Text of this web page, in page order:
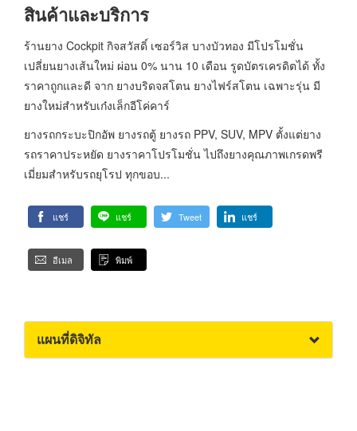
สินค้าและบริการ
ร้านยาง Cockpit กิจสวัสดิ์ เซอร์วิส บางบัวทอง มีโปรโมชั่น
เปลี่ยนยางเส้นใหม่ ผ่อน 0% นาน 10 เดือน รูดบัตรเครดิตได้ ทั้ง
ราคาถูกและดี จาก ยางบริดจสโตน ยางไฟร์สโตน เฉพาะรุ่น มี
ยางใหม่สำหรับเก๋งเล็กอีโค่คาร์
ยางรถกระบะปิกอัพ ยางรถตู้ ยางรถ PPV, SUV, MPV ตั้งแต่ยาง
รถราคาประหยัด ยางราคาโปรโมชั่น ไปถึงยางคุณภาพเกรดพรี
เมี่ยมสำหรับรถยุโรป ทุกขอบ...
แชร์ แชร์ Tweet แชร์
อีเมล พิมพ์
แผนที่ดิจิทัล